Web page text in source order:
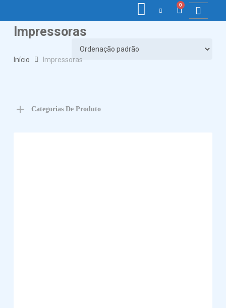
0
Impressoras
Início Impressoras
Categorias De Produto